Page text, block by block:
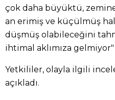
çok daha büyüktü,
an erimiş ve küçülmüş
düşmüş olabileceğini
ihtimal aklımıza
Yetkililer, olayla ilgili
açıkladı.